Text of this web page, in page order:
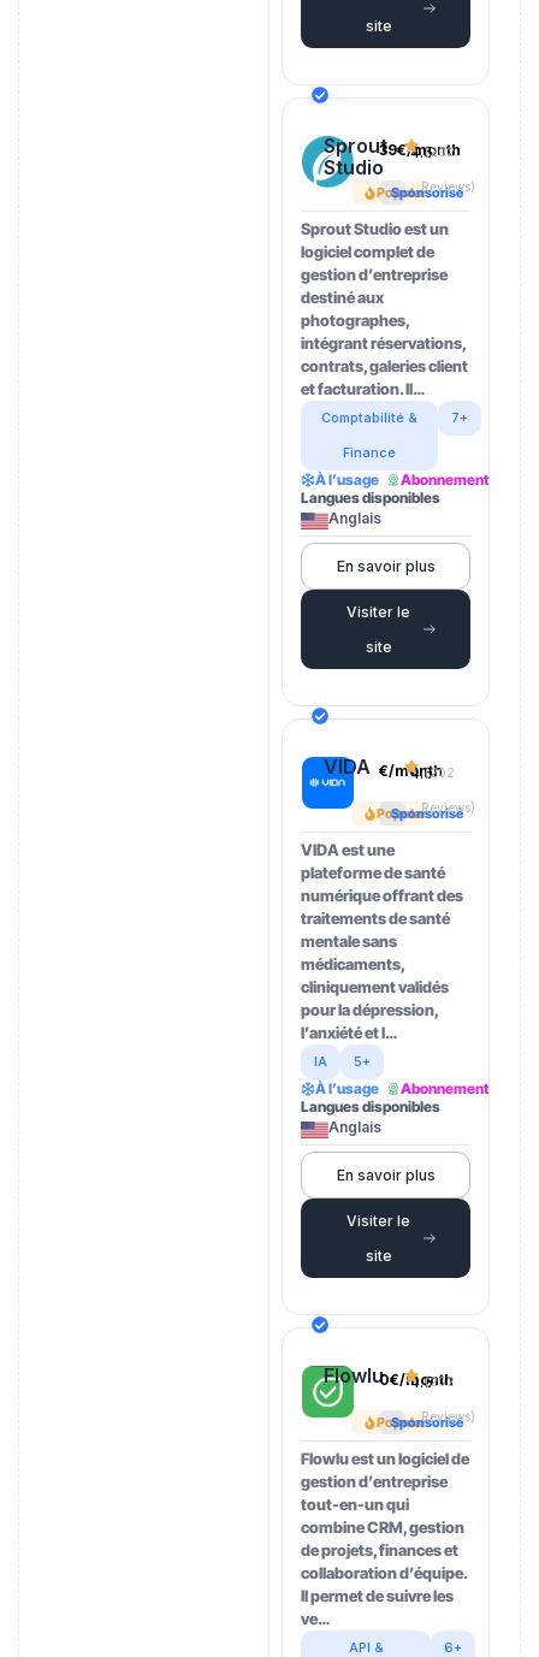
site
Sprout
Studio
Popular
Sponsorisé
39€/month
4.5(202
Reviews)
Sprout Studio est un
logiciel complet de
gestion d’entreprise
destiné aux
photographes,
intégrant réservations,
contrats, galeries client
et facturation. Il…
Comptabilité &
Finance
7+
À l’usage
Abonnement
Langues disponibles
Anglais
En savoir plus
Visiter le
site
VIDA
Popular
Sponsorisé
€/month
4.5(202
Reviews)
VIDA est une
plateforme de santé
numérique offrant des
traitements de santé
mentale sans
médicaments,
cliniquement validés
pour la dépression,
l’anxiété et l…
IA 5+
À l’usage
Abonnement
Langues disponibles
Anglais
En savoir plus
Visiter le
site
Flowlu
Popular
Sponsorisé
0€/month
4.5(202
Reviews)
Flowlu est un logiciel de
gestion d’entreprise
tout-en-un qui
combine CRM, gestion
de projets, finances et
collaboration d’équipe.
Il permet de suivre les
ve…
API & 6+